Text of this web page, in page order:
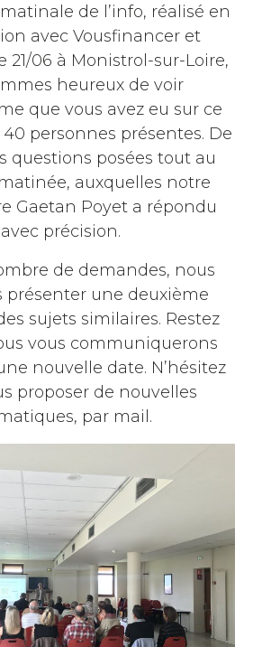
de l’info, réalisé en
avec Vousfinancer et
21/06 à Monistrol-sur-Loire,
heureux de voir
que vous avez eu sur ce
personnes présentes. De
questions posées tout au
auxquelles notre
Gaetan Poyet a répondu
avec précision.
de demandes, nous
présenter une deuxième
sujets similaires. Restez
vous communiquerons
nouvelle date. N’hésitez
proposer de nouvelles
par mail.